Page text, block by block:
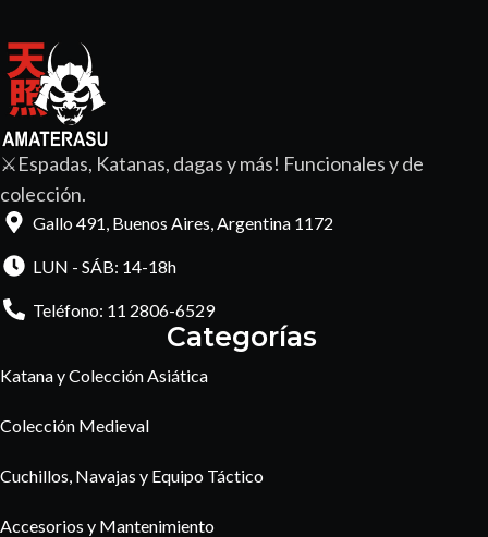
⚔️Espadas, Katanas, dagas y más! Funcionales y de
colección.
Gallo 491, Buenos Aires, Argentina 1172
LUN - SÁB: 14-18h
Teléfono: 11 2806-6529
Categorías
Katana y Colección Asiática
Colección Medieval
Cuchillos, Navajas y Equipo Táctico
Accesorios y Mantenimiento